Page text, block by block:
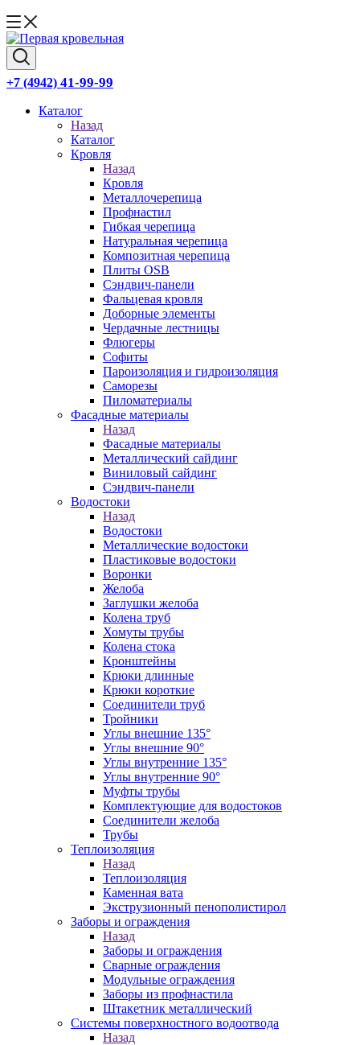
+7 (4942) 41-99-99
Каталог
Назад
Каталог
Кровля
Назад
Кровля
Металлочерепица
Профнастил
Гибкая черепица
Натуральная черепица
Композитная черепица
Плиты OSB
Сэндвич-панели
Фальцевая кровля
Доборные элементы
Чердачные лестницы
Флюгеры
Софиты
Пароизоляция и гидроизоляция
Саморезы
Пиломатериалы
Фасадные материалы
Назад
Фасадные материалы
Металлический сайдинг
Виниловый сайдинг
Сэндвич-панели
Водостоки
Назад
Водостоки
Металлические водостоки
Пластиковые водостоки
Воронки
Желоба
Заглушки желоба
Колена труб
Хомуты трубы
Колена стока
Кронштейны
Крюки длинные
Крюки короткие
Соединители труб
Тройники
Углы внешние 135°
Углы внешние 90°
Углы внутренние 135°
Углы внутренние 90°
Муфты трубы
Комплектующие для водостоков
Соединители желоба
Трубы
Теплоизоляция
Назад
Теплоизоляция
Каменная вата
Экструзионный пенополистирол
Заборы и ограждения
Назад
Заборы и ограждения
Сварные ограждения
Модульные ограждения
Заборы из профнастила
Штакетник металлический
Системы поверхностного водоотвода
Назад